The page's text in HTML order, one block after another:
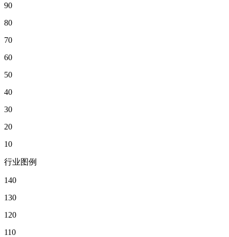
90
80
70
60
50
40
30
20
10
行业图例
140
130
120
110